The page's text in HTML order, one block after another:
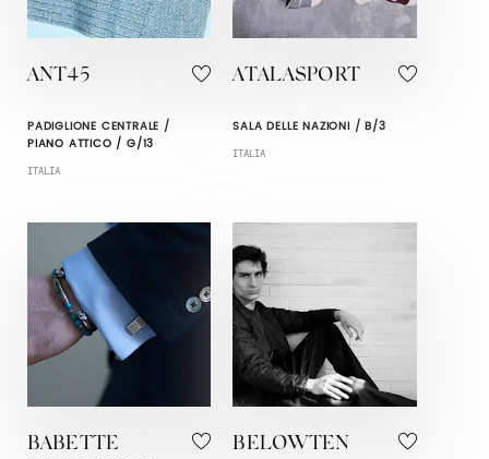
ANT45
PADIGLIONE CENTRALE /
PIANO ATTICO / G/13
ITALIA
ATALASPORT
SALA DELLE NAZIONI / B/3
ITALIA
BABETTE
BELOWTEN